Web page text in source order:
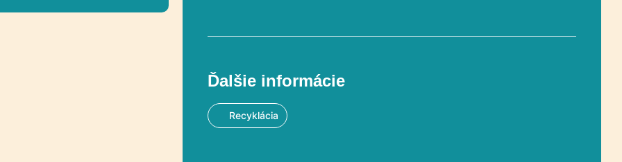
Ďalšie informácie
Recyklácia